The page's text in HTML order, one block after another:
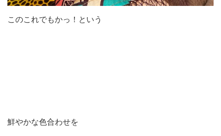
このこれでもかっ！という
鮮やかな色合わせを